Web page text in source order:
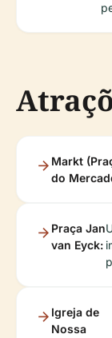
Markt
do
Praça Jan
van Eyck:
Igreja de
Nossa